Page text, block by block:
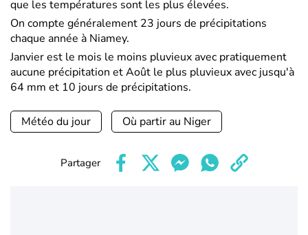
que les températures sont les plus élevées.
On compte généralement 23 jours de précipitations
chaque année à Niamey.
Janvier est le mois le moins pluvieux avec pratiquement
aucune précipitation et Août le plus pluvieux avec jusqu'à
64 mm et 10 jours de précipitations.
Météo du jour Où partir au Niger
Partager